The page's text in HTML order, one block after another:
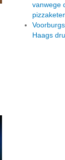
vanwege
Haags